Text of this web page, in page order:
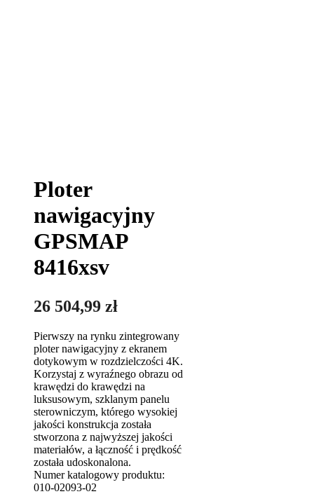
Ploter
nawigacyjny
GPSMAP
8416xsv
26 504,99 zł
Pierwszy na rynku zintegrowany
ploter nawigacyjny z ekranem
dotykowym w rozdzielczości 4K.
Korzystaj z wyraźnego obrazu od
krawędzi do krawędzi na
luksusowym, szklanym panelu
sterowniczym, którego wysokiej
jakości konstrukcja została
stworzona z najwyższej jakości
materiałów, a łączność i prędkość
została udoskonalona.
Numer katalogowy produktu:
010-02093-02